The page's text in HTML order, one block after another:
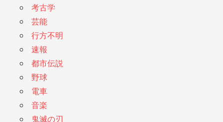
考古学
芸能
行方不明
速報
都市伝説
野球
電車
音楽
鬼滅の刃